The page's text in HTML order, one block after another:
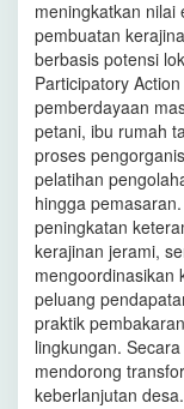
meningkatkan nilai
pembuatan
berbasis potensi
Participatory
pemberdayaan
petani, ibu rumah
proses
pelatihan
hingga
peningkatan
kerajinan jerami,
mengoordinasikan
peluang
praktik
lingkungan.
mendorong
keberlanjutan desa.